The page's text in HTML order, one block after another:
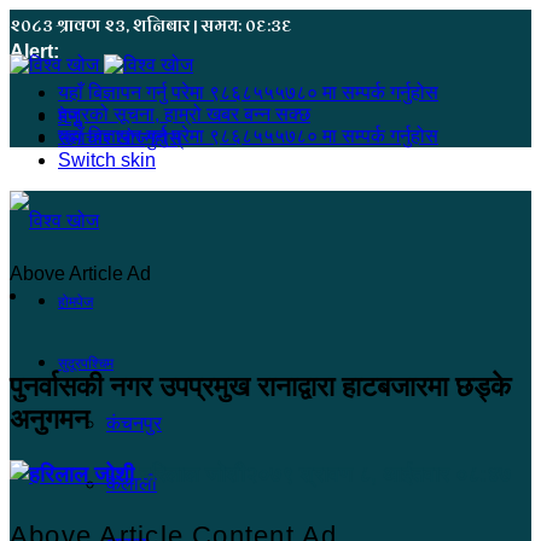
२०८३ श्रावण २३, शनिबार | समय: ०६:३६
Alert:
यहाँ बिज्ञापन गर्नु परेमा ९८६८५५५७८० मा सम्पर्क गर्नुहोस
हजुरको सूचना, हाम्रो खबर बन्न सक्छ
यहाँ बिज्ञापन गर्नु परेमा ९८६८५५५७८० मा सम्पर्क गर्नुहोस
मेनू
समाचार खोज्नुहोस्
Switch skin
होमपेज
सुदूरपश्चिम
कंचनपुर
कैलाली
Above Article Ad
पुनर्वासकी नगर उपप्रमुख रानाद्वारा हाटबजारमा छड्के
अनुगमन
हरिलाल जोशी